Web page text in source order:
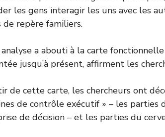
les gens interagir les uns avec les
de repère familiers.
a abouti à la carte
jusqu’à présent, affirment les
de cette carte, les chercheurs ont
de contrôle exécutif » – les parties
de décision – et les parties du